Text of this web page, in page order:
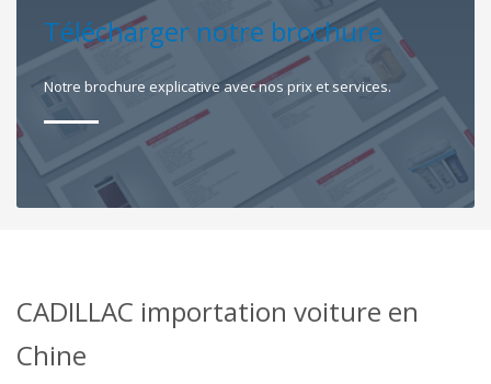
Télécharger notre brochure
Notre brochure explicative avec nos prix et services.
CADILLAC importation voiture en
Chine